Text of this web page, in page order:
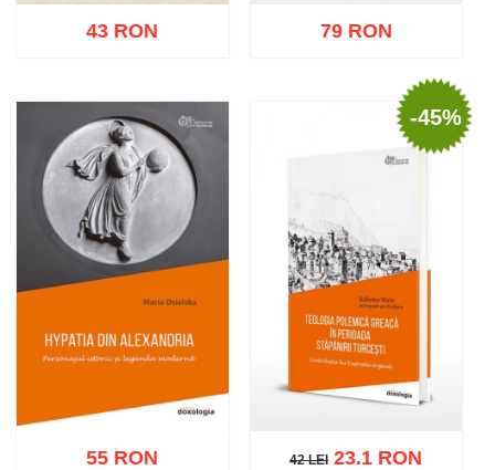
Adaugă în coș Wishlist
43 RON
Wishlist
79 RON
55 RON
-45%
42 LEI
42 LEI23.1 RON